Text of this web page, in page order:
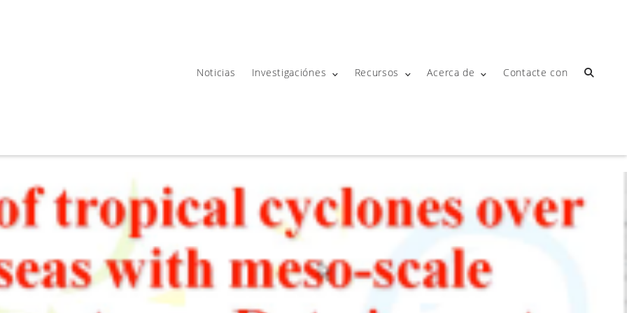
Noticias Investigaciónes Recursos Acerca de Contacte con